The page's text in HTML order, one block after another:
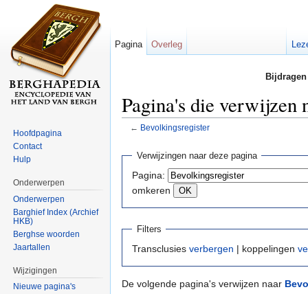
Pagina's die verwijzen
← Bevolkingsregister
Verwijzingen naar deze pagina
Pagina:
omkeren
Filters
Transclusies verbergen | koppelingen
De volgende pagina's verwijzen naar
Pagina Overleg
Hoofdpagina
Contact
Hulp
Onderwerpen
Onderwerpen
Barghief Index (Archief
HKB)
Berghse woorden
Jaartallen
Wijzigingen
Nieuwe pagina's